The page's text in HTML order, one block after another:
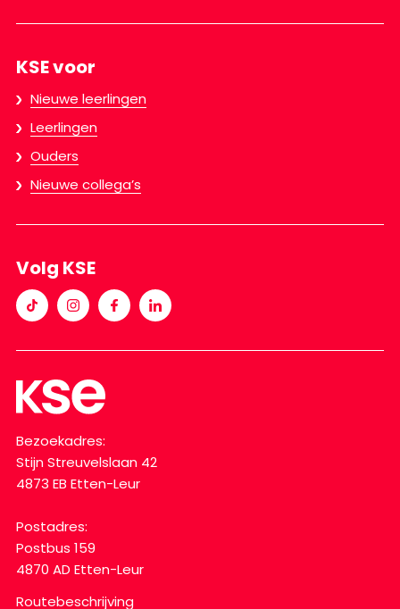
KSE voor
Nieuwe leerlingen
Leerlingen
Ouders
Nieuwe collega’s
Volg KSE
Bezoekadres:
Stijn Streuvelslaan 42
4873 EB Etten-Leur
Postadres:
Postbus 159
4870 AD Etten-Leur
Routebeschrijving